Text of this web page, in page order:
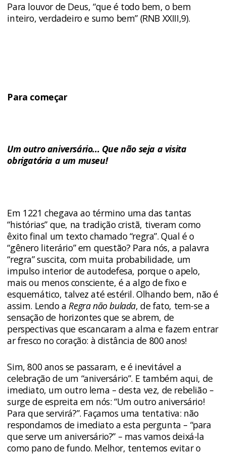
Para louvor de Deus, “que é todo bem, o bem
inteiro, verdadeiro e sumo bem” (RNB XXIII,9).
Para começar
Um outro aniversário... Que não seja a visita
obrigatória a um museu!
Em 1221 chegava ao término uma das tantas
“histórias” que, na tradição cristã, tiveram como
êxito final um texto chamado “regra”. Qual é o
“gênero literário” em questão? Para nós, a palavra
“regra” suscita, com muita probabilidade, um
impulso interior de autodefesa, porque o apelo,
mais ou menos consciente, é a algo de fixo e
esquemático, talvez até estéril. Olhando bem, não é
assim. Lendo aRegra não bulada, de fato, tem-se a
sensação de horizontes que se abrem, de
perspectivas que escancaram a alma e fazem entrar
ar fresco no coração: à distância de 800 anos!
Sim, 800 anos se passaram, e é inevitável a
celebração de um “aniversário”. E também aqui, de
imediato, um outro lema – desta vez, de rebelião –
surge de espreita em nós: “Um outro aniversário!
Para que servirá?”. Façamos uma tentativa: não
respondamos de imediato a esta pergunta – “para
que serve um aniversário?” – mas vamos deixá-la
como pano de fundo. Melhor, tentemos evitar o